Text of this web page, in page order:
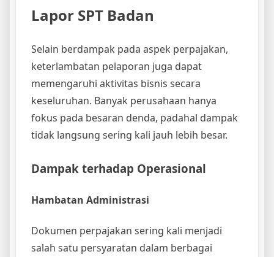
Lapor SPT Badan
Selain berdampak pada aspek perpajakan,
keterlambatan pelaporan juga dapat
memengaruhi aktivitas bisnis secara
keseluruhan. Banyak perusahaan hanya
fokus pada besaran denda, padahal dampak
tidak langsung sering kali jauh lebih besar.
Dampak terhadap Operasional
Hambatan Administrasi
Dokumen perpajakan sering kali menjadi
salah satu persyaratan dalam berbagai